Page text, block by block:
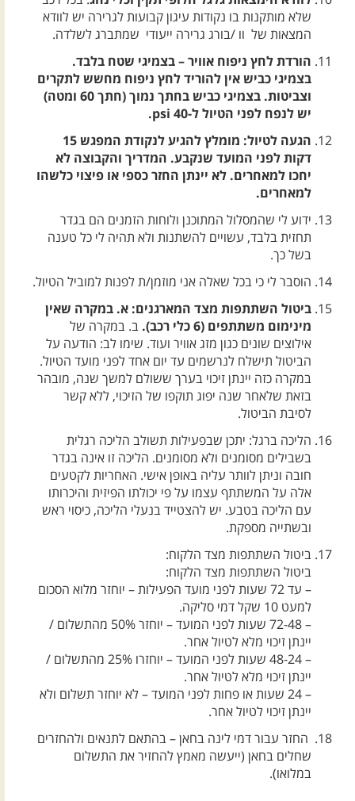
שלא מותקנות בו נקודות עיגון קבועות לגרירה יש לוודא
המצאות של וו /בורג גרירה ייעודי שמתברג לשלדה.
הורדת לחץ ניפוח אוויר – בצמיגי שטח בלבד.
בצמיגי כביש אין להוריד לחץ ניפוח מחשש לתקרים
וצביטות. בצמיגי כביש בחתך נמוך (חתך 60 ומטה)
יש לנפח לפני הטיול ל-40 psi.
הגעה לטיול: מומלץ להגיע לנקודת המפגש 15
דקות לפני המועד שנקבע. המדריך והקבוצה לא
יחכו למאחרים. לא יינתן החזר כספי או פיצוי כלשהו
למאחרים.
ידוע לי שהמסלול המתוכנן ולוחות הזמנים הם בגדר
תחזית בלבד, עשויים להשתנות ולא תהיה לי כל טענה
בשל כך.
הוסבר לי כי בכל שאלה אני מוזמן/ת לפנות למוביל הטיול.
ביטול השתתפות מצד המארגנים: א. במקרה שאין
מינימום משתתפים (6 כלי רכב).
ב. במקרה של
אילוצים שונים כגון מזג אוויר ועוד. שימו לב: הודעה על
הביטול תישלח לנרשמים עד יום אחד לפני מועד הטיול.
במקרה כזה יינתן זיכוי בערך ששולם למשך שנה, מובהר
בזאת שלאחר שנה יפוג תוקפו של הזיכוי, ללא קשר
לסיבת הביטול.
הליכה ברגל: יתכן שבפעילות תשולב הליכה רגלית
בשבילים מסומנים ולא מסומנים. הליכה זו אינה בגדר
חובה וניתן לוותר עליה באופן אישי. האחריות לקטעים
אלה על המשתתף עצמו על פי יכולתו הפיזית והיכרותו
עם הליכה בטבע. יש להצטייד בנעלי הליכה, כיסוי ראש
ובשתייה מספקת.
ביטול השתתפות מצד הלקוח:
ביטול השתתפות מצד הלקוח:
– עד 72 שעות לפני מועד הפעילות – יוחזר מלוא הסכום
למעט 10 שקל דמי סליקה.
– 72-48 שעות לפני המועד – יוחזר 50% מהתשלום /
יינתן זיכוי מלא לטיול אחר.
– 48-24 שעות לפני המועד – יוחזרו 25% מהתשלום /
יינתן זיכוי מלא לטיול אחר.
– 24 שעות או פחות לפני המועד – לא יוחזר תשלום ולא
יינתן זיכוי לטיול אחר.
החזר עבור דמי לינה בחאן – בהתאם לתנאים ולהחזרים
שחלים בחאן (ייעשה מאמץ להחזיר את התשלום
במלואו).